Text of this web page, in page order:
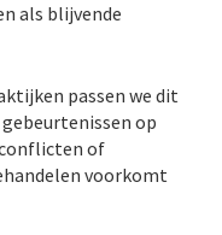
als blijvende
passen we dit
op
of
voorkomt